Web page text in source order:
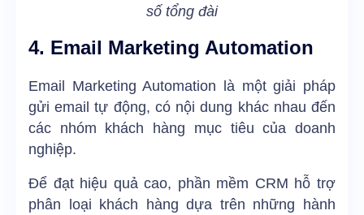
số tổng đài
4. Email Marketing Automation
Email Marketing Automation là một giải pháp
gửi email tự động, có nội dung khác nhau đến
các nhóm khách hàng mục tiêu của doanh
nghiệp.
Để đạt hiệu quả cao, phần mềm CRM hỗ trợ
phân loại khách hàng dựa trên những hành